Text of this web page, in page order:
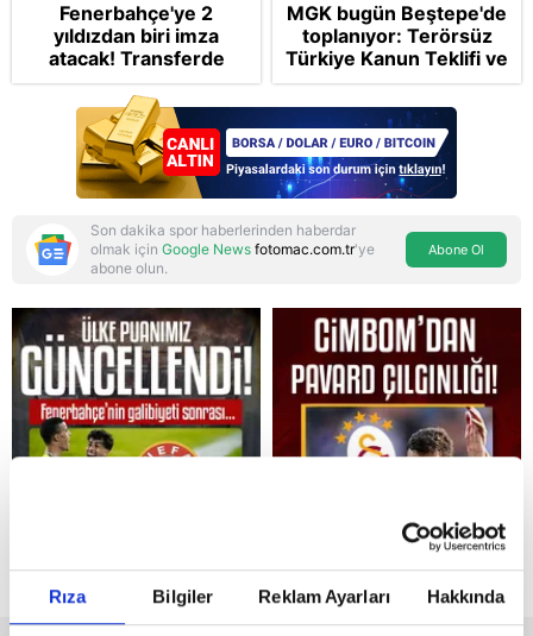
Rıza Bilgiler Reklam Ayarları Hakkında
Reddet
Fenerbahçe'ye 2
yıldızdan biri imza
atacak! Transferde
golcü harekatı...
MGK bugün Beştepe'de
toplanıyor: Terörsüz
Türkiye Kanun Teklifi ve
bölgesel güvenlik
başlıkları masada
Son dakika spor haberlerinden haberdar
olmak için Google News fotomac.com.tr'ye
abone olun.
Abone Ol